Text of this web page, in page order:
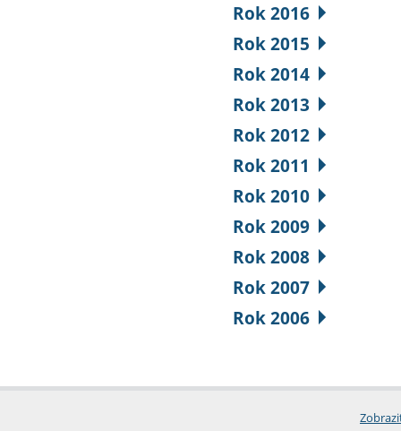
Rok 2016
Rok 2015
Rok 2014
Rok 2013
Rok 2012
Rok 2011
Rok 2010
Rok 2009
Rok 2008
Rok 2007
Rok 2006